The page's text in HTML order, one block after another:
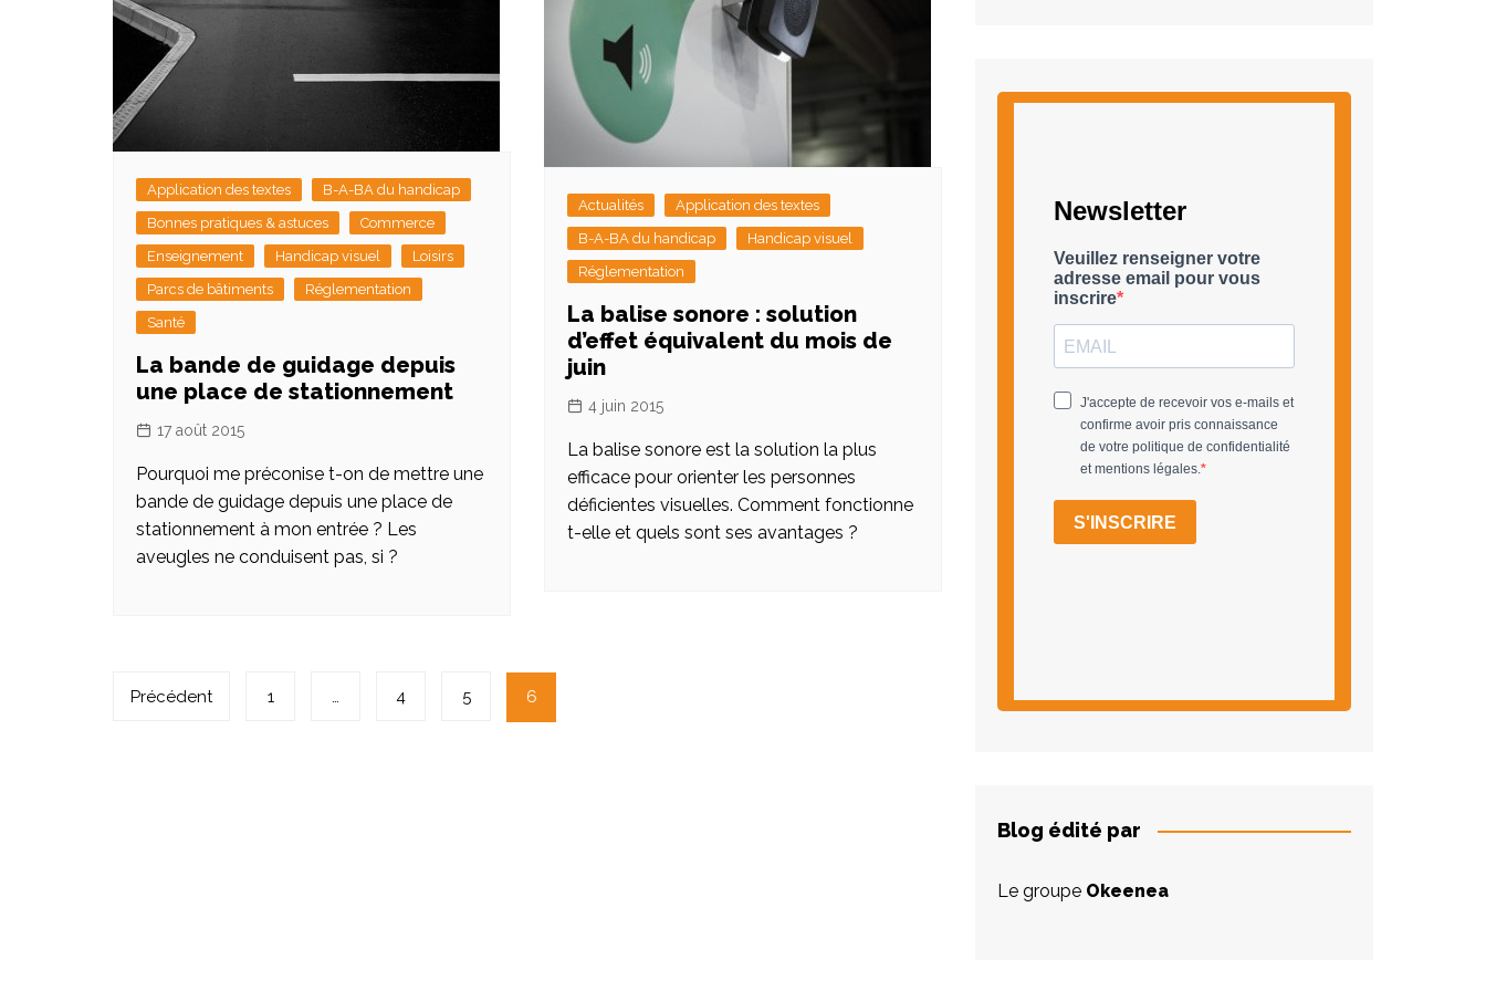
Application des textes
B-A-BA du handicap
Bonnes pratiques & astuces
Commerce
Enseignement
Handicap visuel
Loisirs
Parcs de bâtiments
Réglementation
Santé
La bande de guidage depuis
une place de stationnement
17 août 2015
Pourquoi me préconise t-on de mettre une
bande de guidage depuis une place de
stationnement à mon entrée ? Les
aveugles ne conduisent pas, si ?
Actualités
Application des textes
B-A-BA du handicap
Handicap visuel
Réglementation
La balise sonore : solution
d’effet équivalent du mois de
juin
4 juin 2015
La balise sonore est la solution la plus
efficace pour orienter les personnes
déficientes visuelles. Comment fonctionne
t-elle et quels sont ses avantages ?
Navigation
Précédent 1 … 4 5 6
Blog édité par
Le groupe Okeenea